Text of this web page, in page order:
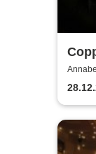
2026